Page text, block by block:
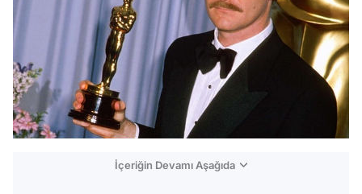
İçeriğin Devamı Aşağıda